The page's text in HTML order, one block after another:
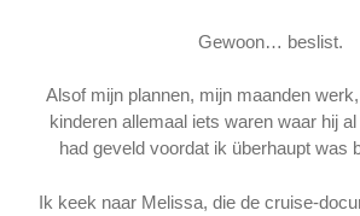
Gewoon… beslist.
Alsof mijn plannen, mijn maanden
kinderen allemaal iets waren waar hij
had geveld voordat ik überhaupt was
Ik keek naar Melissa, die de cruise-